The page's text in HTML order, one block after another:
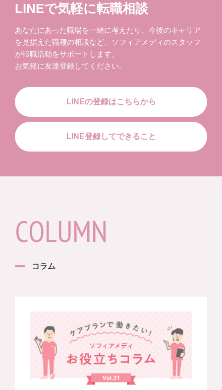
LINEで気軽に転職相談
あなたにあった職場を一緒に考えたり、今後のキャリア
を見据えた職種の相談など、ソフィアメディのスタッフ
が転職活動をサポートします。
お気軽に友達登録してください。
LINEの登録はこちらから
LINE登録してできること
コラム
COLUMN